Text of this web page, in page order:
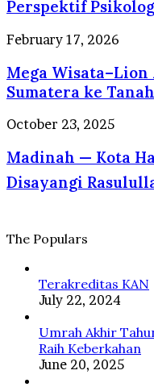
Hati
Adem:
Panduan
Sehat
Jiwa
dan
dalam
Psikologi
dan
Islam
Perspektif
Mega
Lion
Air
Perluas
Akses
Sumatera
ke
Tanah
February 17, 2026
Mega Wisata–Lion
Sumatera ke
Madinah
Kota
Haram
yang
Disayangi
October 23, 2025
Madinah — Kota
The Populars
Terakreditas KAN
July 22, 2024
Umrah Akhir
Raih Keberkahan
June 20, 2025